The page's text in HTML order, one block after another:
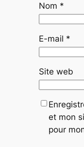
Nom *
E-mail *
Site web
et mon
pour